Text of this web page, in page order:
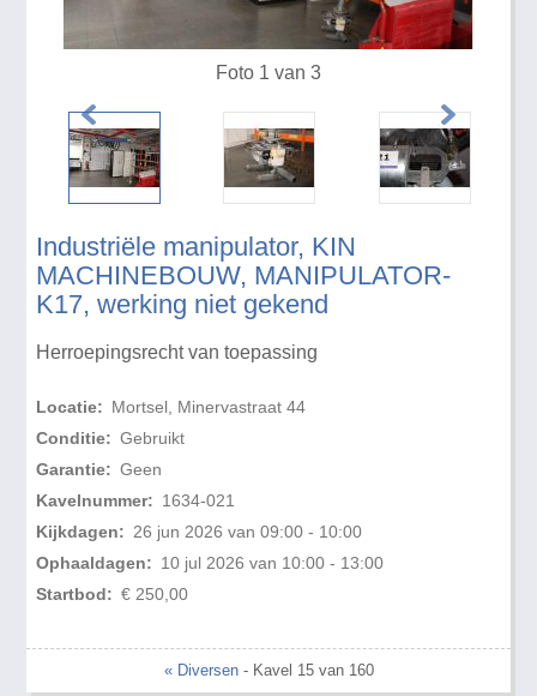
Industriële manipulator, KIN
MACHINEBOUW, MANIPULATOR-
K17, werking niet gekend
Herroepingsrecht van toepassing
Locatie: Mortsel, Minervastraat 44
Conditie: Gebruikt
Garantie: Geen
Kavelnummer: 1634-021
Kijkdagen: 26 jun 2026 van 09:00 - 10:00
Ophaaldagen: 10 jul 2026 van 10:00 - 13:00
Startbod: € 250,00
Foto 1 van 3
« Diversen- Kavel 15 van 160